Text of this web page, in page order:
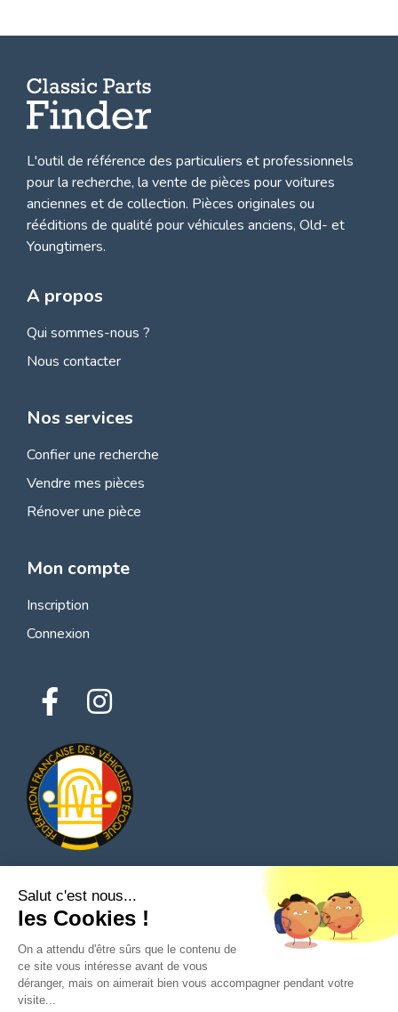
L'outil de référence des particuliers et professionnels
pour la recherche, la vente de pièces pour voitures
anciennes et de collection. Pièces originales ou
rééditions de qualité pour véhicules anciens, Old- et
Youngtimers.
A propos
Qui sommes-nous ?
Nous contacter
Nos services
Confier une recherche
Vendre mes pièces
Rénover une pièce
Mon compte
Inscription
Connexion
© 2026 Tous droits réservés - Classic Parts Finder
Politique de confidentialités
Conditions générales d'utilisation
Mentions légales
Salut c'est nous...
les Cookies !
On a attendu d'être sûrs que le contenu de
ce site vous intéresse avant de vous
déranger, mais on aimerait bien vous accompagner pendant votre
visite...